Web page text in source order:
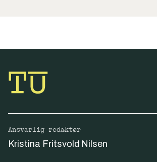
Ansvarlig redaktør
Kristina Fritsvold Nilsen